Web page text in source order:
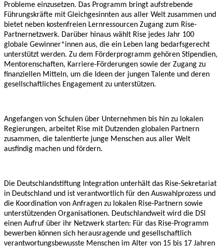
Probleme einzusetzen. Das Programm bringt aufstrebende
Führungskräfte mit Gleichgesinnten aus aller Welt zusammen und
bietet neben kostenfreien Lernressourcen Zugang zum Rise-
Partnernetzwerk. Darüber hinaus wählt Rise jedes Jahr 100
globale Gewinner*innen aus, die ein Leben lang bedarfsgerecht
unterstützt werden. Zu dem Förderprogramm gehören Stipendien,
Mentorenschaften, Karriere-Förderungen sowie der Zugang zu
finanziellen Mitteln, um die Ideen der jungen Talente und deren
gesellschaftliches Engagement zu unterstützen.
Angefangen von Schulen über Unternehmen bis hin zu lokalen
Regierungen, arbeitet Rise mit Dutzenden globalen Partnern
zusammen, die talentierte junge Menschen aus aller Welt
ausfindig machen und fördern.
Die Deutschlandstiftung Integration unterhält das Rise-Sekretariat
in Deutschland und ist verantwortlich für den Auswahlprozess und
die Koordination von Anfragen zu lokalen Rise-Partnern sowie
unterstützenden Organisationen. Deutschlandweit wird die DSI
einen Aufruf über ihr Netzwerk starten: Für das Rise-Programm
bewerben können sich herausragende und gesellschaftlich
verantwortungsbewusste Menschen im Alter von 15 bis 17 Jahren